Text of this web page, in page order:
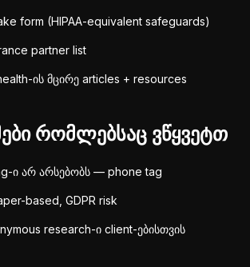
form (HIPAA-equivalent safeguards)
partner list
ის მცირე articles + resources
რომლებსაც ვწყვეტთ
ი არ არსებობს — phone tag
based, GDPR risk
research-ი client-ებისთვის